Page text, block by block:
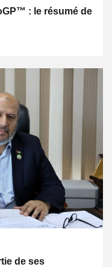
: le résumé de
de ses